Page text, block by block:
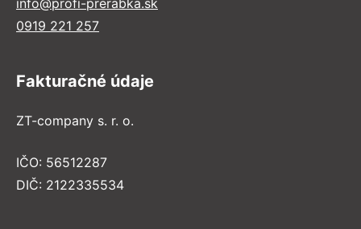
0919 221 257
Fakturačné údaje
ZT-company s. r. o.
IČO: 56512287
DIČ: 2122335534